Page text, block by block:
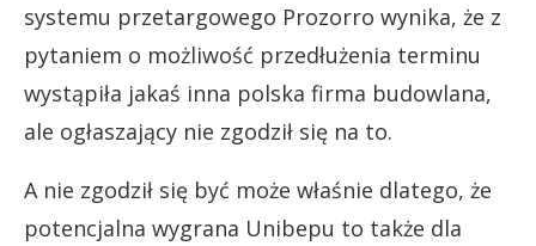
systemu przetargowego Prozorro wynika, że z
pytaniem o możliwość przedłużenia terminu
wystąpiła jakaś inna polska firma budowlana,
ale ogłaszający nie zgodził się na to.
A nie zgodził się być może właśnie dlatego, że
potencjalna wygrana Unibepu to także dla